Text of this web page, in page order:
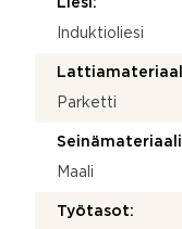
Liesi:
Induktioliesi
Parketti
Maali
Työtasot: